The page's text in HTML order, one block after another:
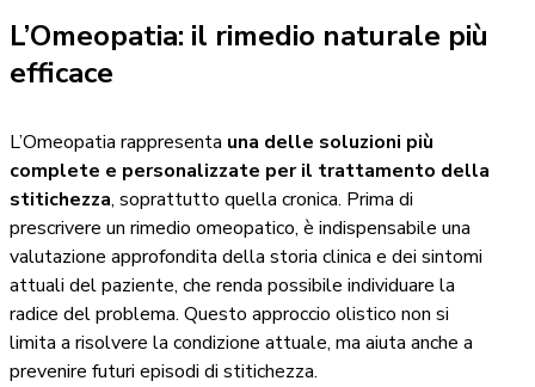
L’Omeopatia: il rimedio naturale più
efficace
L’Omeopatia rappresenta una delle soluzioni più
complete e personalizzate per il trattamento della
stitichezza, soprattutto quella cronica. Prima di
prescrivere un rimedio omeopatico, è indispensabile una
valutazione approfondita della storia clinica e dei sintomi
attuali del paziente, che renda possibile individuare la
radice del problema. Questo approccio olistico non si
limita a risolvere la condizione attuale, ma aiuta anche a
prevenire futuri episodi di stitichezza.